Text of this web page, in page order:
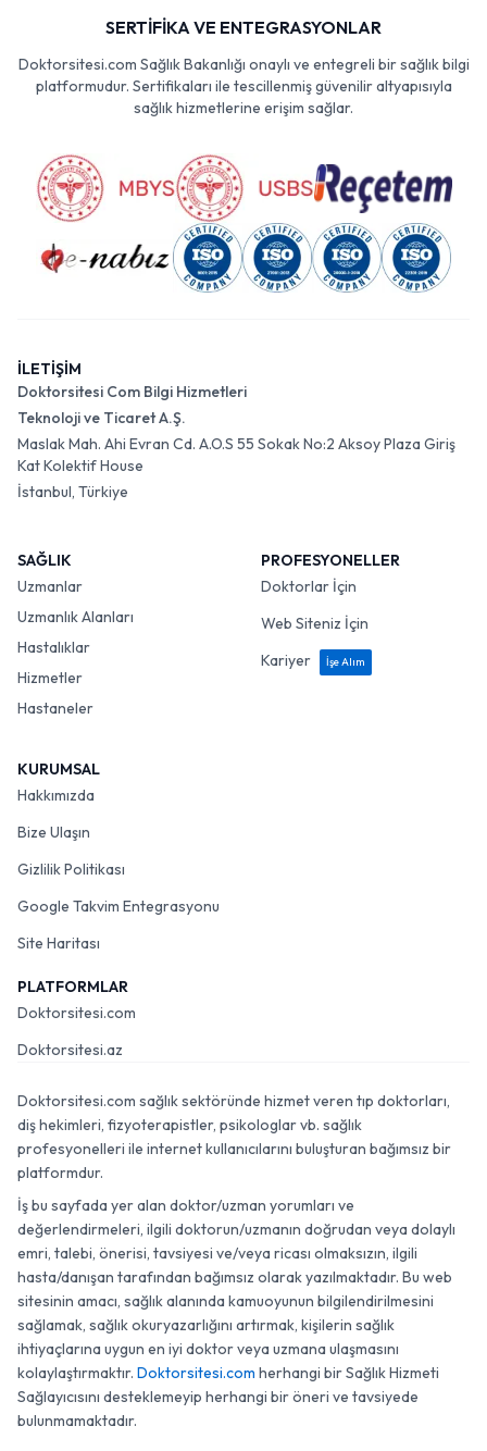
SERTİFİKA VE ENTEGRASYONLAR
Doktorsitesi.com Sağlık Bakanlığı onaylı ve entegreli bir sağlık bilgi
platformudur. Sertifikaları ile tescillenmiş güvenilir altyapısıyla
sağlık hizmetlerine erişim sağlar.
İLETİŞİM
Doktorsitesi Com Bilgi Hizmetleri
Teknoloji ve Ticaret A.Ş.
Maslak Mah. Ahi Evran Cd. A.O.S 55 Sokak No:2 Aksoy Plaza Giriş
Kat Kolektif House
İstanbul, Türkiye
SAĞLIK
Uzmanlar
Uzmanlık Alanları
Hastalıklar
Hizmetler
Hastaneler
PROFESYONELLER
Doktorlar İçin
Web Siteniz İçin
Kariyer
İşe Alım
KURUMSAL
Hakkımızda
Bize Ulaşın
Gizlilik Politikası
Google Takvim Entegrasyonu
Site Haritası
PLATFORMLAR
Doktorsitesi.com
Doktorsitesi.az
Doktorsitesi.com sağlık sektöründe hizmet veren tıp doktorları,
diş hekimleri, fizyoterapistler, psikologlar vb. sağlık
profesyonelleri ile internet kullanıcılarını buluşturan bağımsız bir
platformdur.
İş bu sayfada yer alan doktor/uzman yorumları ve
değerlendirmeleri, ilgili doktorun/uzmanın doğrudan veya dolaylı
emri, talebi, önerisi, tavsiyesi ve/veya ricası olmaksızın, ilgili
hasta/danışan tarafından bağımsız olarak yazılmaktadır. Bu web
sitesinin amacı, sağlık alanında kamuoyunun bilgilendirilmesini
sağlamak, sağlık okuryazarlığını artırmak, kişilerin sağlık
ihtiyaçlarına uygun en iyi doktor veya uzmana ulaşmasını
kolaylaştırmaktır. Doktorsitesi.com herhangi bir Sağlık Hizmeti
Sağlayıcısını desteklemeyip herhangi bir öneri ve tavsiyede
bulunmamaktadır.